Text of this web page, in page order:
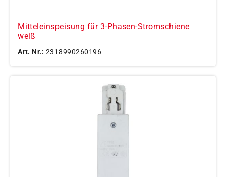
Mitteleinspeisung für 3-Phasen-Stromschiene
weiß
Art. Nr.: 2318990260196